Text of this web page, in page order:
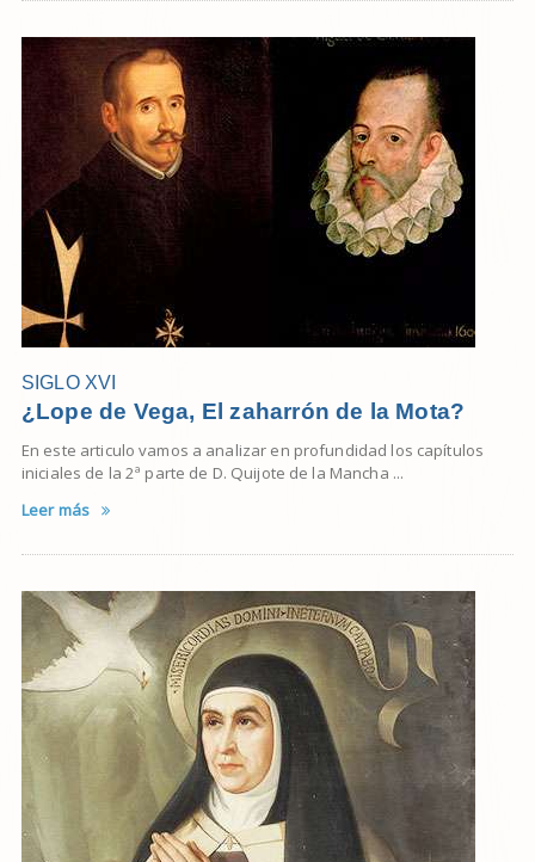
SIGLO XVI
¿Lope de Vega, El zaharrón de la Mota?
En este articulo vamos a analizar en profundidad los capítulos
iniciales de la 2ª parte de D. Quijote de la Mancha ...
Leer más